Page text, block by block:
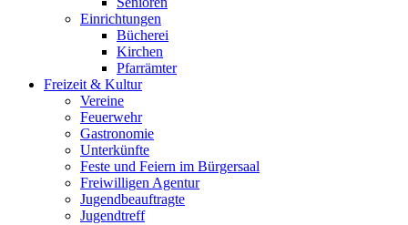
Einrichtungen
Bücherei
Kirchen
Pfarrämter
Freizeit & Kultur
Vereine
Feuerwehr
Gastronomie
Unterkünfte
Feste und Feiern im Bürgersaal
Freiwilligen Agentur
Jugendbeauftragte
Jugendtreff